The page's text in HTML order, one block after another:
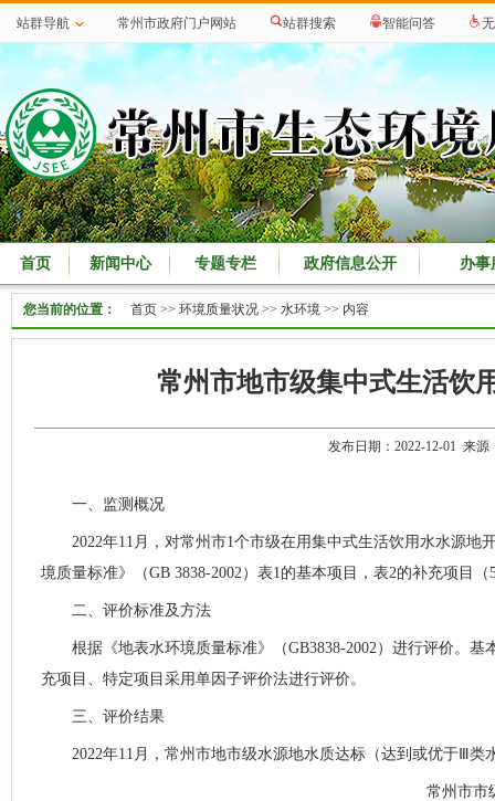
站群导航 常州市政府门户网站 站群搜索 智能问答
首页 新闻中心 专题专栏 政府信息公开 办事
您当前的位置： 首页 >> 环境质量状况 >> 水环境 >> 内容
常州市地市级集中式生活饮
发布日期：2022-12-01 来
一、监测概况
2022年11月，对常州市1个市级在用集中式生活饮用水水源
境质量标准》（GB 3838-2002）表1的基本项目，表2的补充项目
二、评价标准及方法
根据《地表水环境质量标准》（GB3838-2002）进行评价。
充项目、特定项目采用单因子评价法进行评价。
三、评价结果
2022年11月，常州市地市级水源地水质达标（达到或优于Ⅲ类
常州市市